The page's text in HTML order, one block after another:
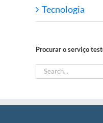
Tecnologia
Procurar o serviço
Search